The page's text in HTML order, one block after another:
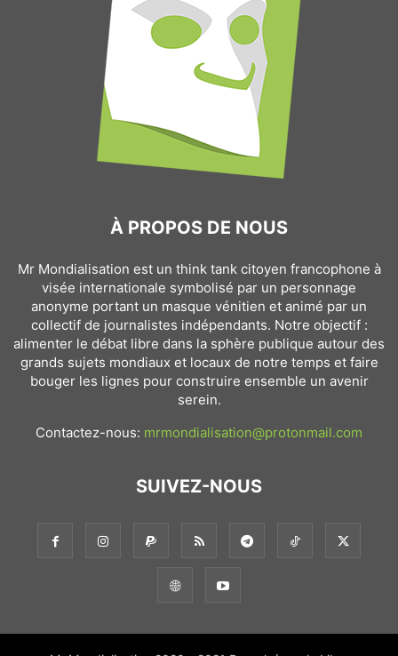
À PROPOS DE NOUS
Mr Mondialisation est un think tank citoyen francophone à
visée internationale symbolisé par un personnage
anonyme portant un masque vénitien et animé par un
collectif de journalistes indépendants. Notre objectif :
alimenter le débat libre dans la sphère publique autour des
grands sujets mondiaux et locaux de notre temps et faire
bouger les lignes pour construire ensemble un avenir
serein.
Contactez-nous: mrmondialisation@protonmail.com
SUIVEZ-NOUS